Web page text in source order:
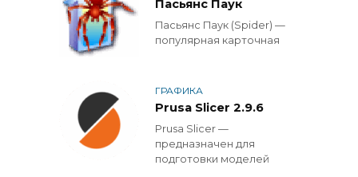
Пасьянс Паук
Пасьянс Паук (Spider) —
популярная карточная
ГРАФИКА
Prusa Slicer 2.9.6
Prusa Slicer —
предназначен для
подготовки моделей